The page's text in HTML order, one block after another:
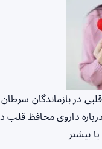
در بازماندگان
داروی محافظ قلب